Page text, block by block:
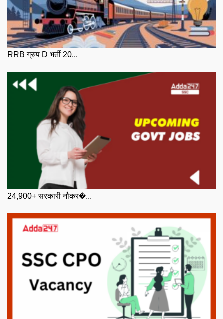
RRB ग्रुप D भर्ती 20...
24,900+ सरकारी नौकर�...